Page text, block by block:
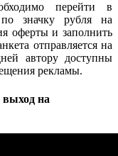
перейти в
по значку рубля на
оферты и заполнить
отправляется на
автору доступны
рекламы.
выход на